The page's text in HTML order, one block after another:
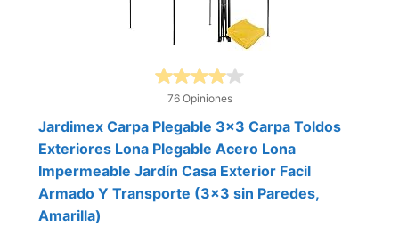
76 Opiniones
Jardimex Carpa Plegable 3x3 Carpa Toldos
Exteriores Lona Plegable Acero Lona
Impermeable Jardín Casa Exterior Facil
Armado Y Transporte (3x3 sin Paredes,
Amarilla)